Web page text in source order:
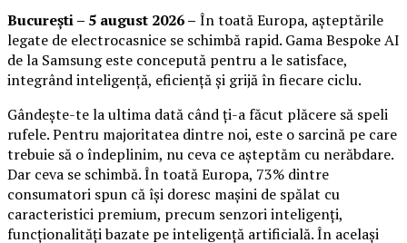
București – 5 august 2026 – În toată Europa, așteptările
legate de electrocasnice se schimbă rapid. Gama Bespoke AI
de la Samsung este concepută pentru a le satisface,
integrând inteligență, eficiență și grijă în fiecare ciclu.
Gândește-te la ultima dată când ți-a făcut plăcere să speli
rufele. Pentru majoritatea dintre noi, este o sarcină pe care
trebuie să o îndeplinim, nu ceva ce așteptăm cu nerăbdare.
Dar ceva se schimbă. În toată Europa, 73% dintre
consumatori spun că își doresc mașini de spălat cu
caracteristici premium, precum senzori inteligenți,
funcționalități bazate pe inteligență artificială. În același